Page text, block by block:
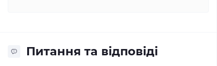
Питання та відповіді